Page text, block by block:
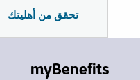
تحقق من أهليتك
myBenefits